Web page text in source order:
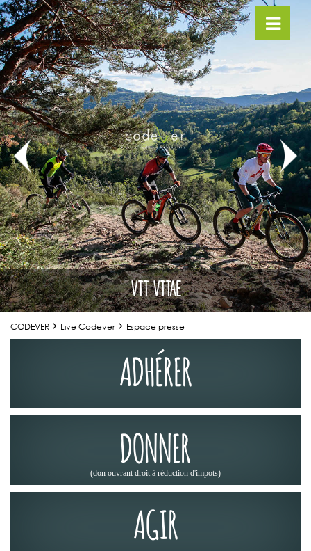
VTT VTTAE
CODEVER Live Codever Espace presse
ADHÉRER
DONNER
(don ouvrant droit à réduction d'impots)
AGIR